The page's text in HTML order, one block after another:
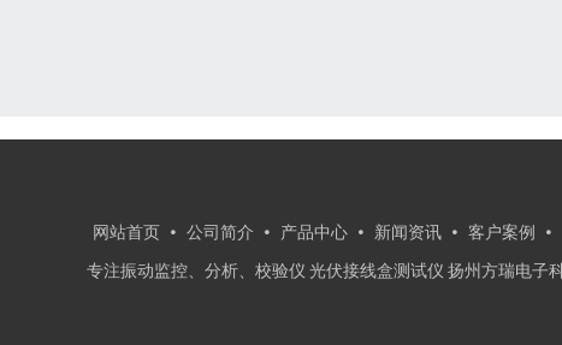
网站首页 公司简介 产品中心 新闻资讯 客户案例
专注振动监控、分析、校验仪 光伏接线盒测试仪 扬州方瑞电子